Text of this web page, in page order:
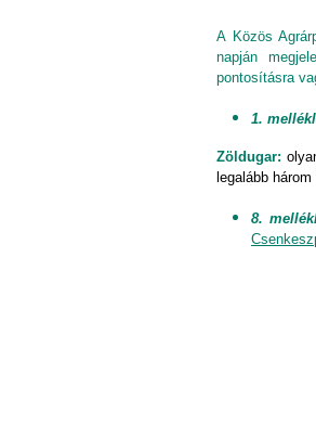
A Közös
napján
pontosításra
1.
Zöldugar:
legalább
8.